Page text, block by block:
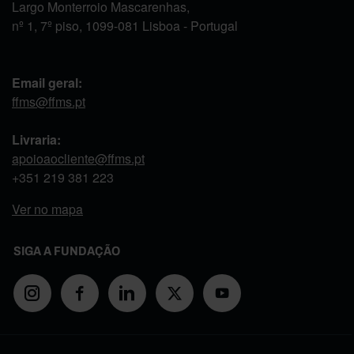
Largo Monterroio Mascarenhas,
nº 1, 7º piso, 1099-081 Lisboa - Portugal
Email geral:
ffms@ffms.pt
Livraria:
apoioaocliente@ffms.pt
+351 219 381 223
Ver no mapa
SIGA A FUNDAÇÃO